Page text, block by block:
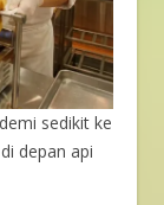
sedikit ke
depan api